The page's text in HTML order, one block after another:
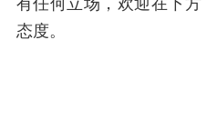
态度。